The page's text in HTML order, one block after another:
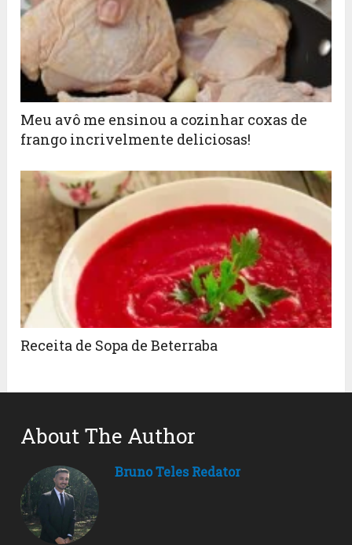
Meu avô me ensinou a cozinhar coxas de
frango incrivelmente deliciosas!
Receita de Sopa de Beterraba
About The Author
Bruno Teles Redator